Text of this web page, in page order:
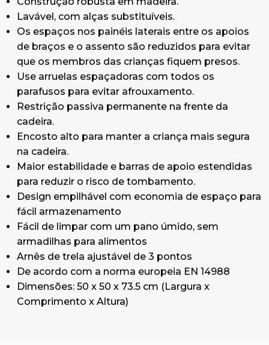
Lavável, com alças substituíveis.
Os espaços nos painéis laterais entre os apoios
de braços e o assento são reduzidos para evitar
que os membros das crianças fiquem presos.
Use arruelas espaçadoras com todos os
parafusos para evitar afrouxamento.
Restrição passiva permanente na frente da
cadeira.
Encosto alto para manter a criança mais segura
na cadeira.
Maior estabilidade e barras de apoio estendidas
para reduzir o risco de tombamento.
Design empilhável com economia de espaço para
fácil armazenamento
Fácil de limpar com um pano úmido, sem
armadilhas para alimentos
Arnês de trela ajustável de 3 pontos
De acordo com a norma europeia EN 14988
Dimensões: 50 x 50 x 73.5 cm (Largura x
Comprimento x Altura)